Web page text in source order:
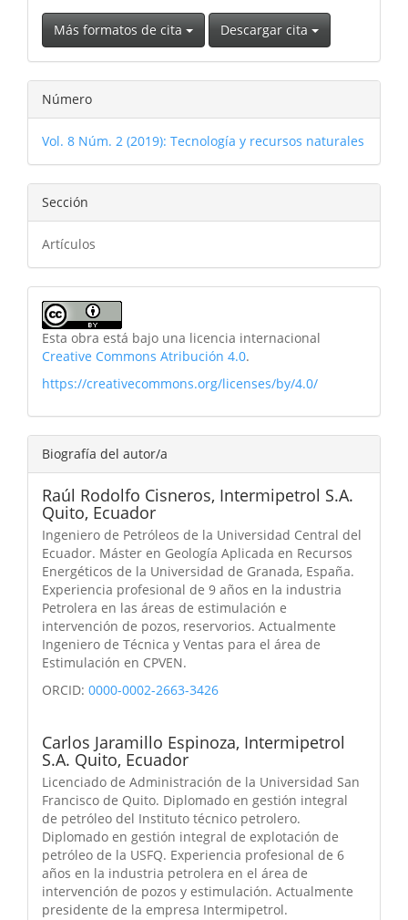
Más formatos de cita Descargar cita
Número
Vol. 8 Núm. 2 (2019): Tecnología y recursos naturales
Sección
Artículos
Esta obra está bajo una licencia internacional
Creative Commons Atribución 4.0.
https://creativecommons.org/licenses/by/4.0/
Biografía del autor/a
Raúl Rodolfo Cisneros, Intermipetrol S.A.
Quito, Ecuador
Ingeniero de Petróleos de la Universidad Central del
Ecuador. Máster en Geología Aplicada en Recursos
Energéticos de la Universidad de Granada, España.
Experiencia profesional de 9 años en la industria
Petrolera en las áreas de estimulación e
intervención de pozos, reservorios. Actualmente
Ingeniero de Técnica y Ventas para el área de
Estimulación en CPVEN.
ORCID: 0000-0002-2663-3426
Carlos Jaramillo Espinoza, Intermipetrol
S.A. Quito, Ecuador
Licenciado de Administración de la Universidad San
Francisco de Quito. Diplomado en gestión integral
de petróleo del Instituto técnico petrolero.
Diplomado en gestión integral de explotación de
petróleo de la USFQ. Experiencia profesional de 6
años en la industria petrolera en el área de
intervención de pozos y estimulación. Actualmente
presidente de la empresa Intermipetrol.